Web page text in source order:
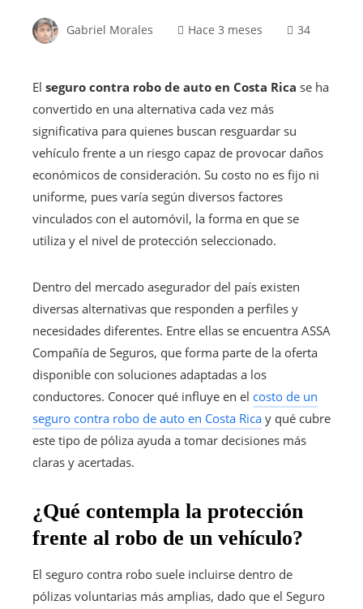
Gabriel Morales Hace 3 meses 34
El seguro contra robo de auto en Costa Rica se ha
convertido en una alternativa cada vez más
significativa para quienes buscan resguardar su
vehículo frente a un riesgo capaz de provocar daños
económicos de consideración. Su costo no es fijo ni
uniforme, pues varía según diversos factores
vinculados con el automóvil, la forma en que se
utiliza y el nivel de protección seleccionado.
Dentro del mercado asegurador del país existen
diversas alternativas que responden a perfiles y
necesidades diferentes. Entre ellas se encuentra ASSA
Compañía de Seguros, que forma parte de la oferta
disponible con soluciones adaptadas a los
conductores. Conocer qué influye en el costo de un
seguro contra robo de auto en Costa Rica y qué cubre
este tipo de póliza ayuda a tomar decisiones más
claras y acertadas.
¿Qué contempla la protección
frente al robo de un vehículo?
El seguro contra robo suele incluirse dentro de
pólizas voluntarias más amplias, dado que el Seguro